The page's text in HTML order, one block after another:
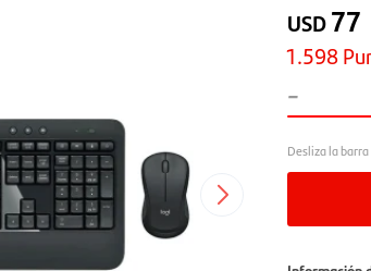
USD77
1.598
-